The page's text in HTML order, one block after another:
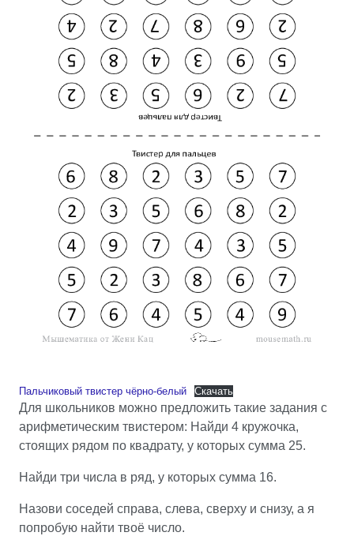
Пальчиковый твистер чёрно-белый Скачать
Для школьников можно предложить такие задания с
арифметическим твистером: Найди 4 кружочка,
стоящих рядом по квадрату, у которых сумма 25.
Найди три числа в ряд, у которых сумма 16.
Назови соседей справа, слева, сверху и снизу, а я
попробую найти твоё число.